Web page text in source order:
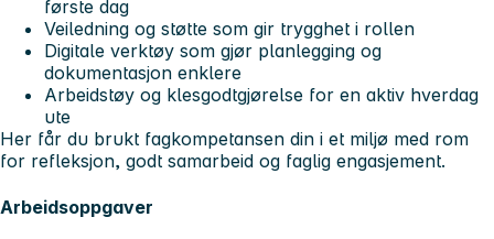
første dag
Veiledning og støtte som gir trygghet i rollen
Digitale verktøy som gjør planlegging og
dokumentasjon enklere
Arbeidstøy og klesgodtgjørelse for en aktiv hverdag
ute
Her får du brukt fagkompetansen din i et miljø med rom
for refleksjon, godt samarbeid og faglig engasjement.
Arbeidsoppgaver